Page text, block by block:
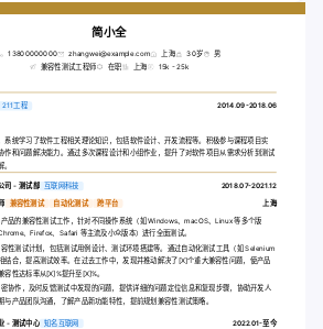
简小全
13800000000 zhangwei@example.com 上海 30岁 男
兼容性测试工程师 在职 上海 15k - 25k
211工程 2014.09-2018.06
系统学习了软件工程相关理论知识，包括软件设计、开发流程等。积极参与课程项目实
作和问题解决能力。通过多次课程设计和小组作业，提升了对软件项目从需求分析到测试
。
司 - 测试部 互联网科技 2018.07-2021.12
兼容性测试 自动化测试 跨平台 上海
品的兼容性测试工作，针对不同操作系统（如 Windows、macOS、Linux 等多个版
、Firefox、Safari 等主流及小众版本）进行全面测试。
性测试计划，包括测试用例设计、测试环境搭建等。通过自动化测试工具（如 Selenium
结合，提高测试效率。在过去工作中，发现并推动解决了[X]个重大兼容性问题，使产品
容性达标率从[X]%提升至[X]%。
协作，及时反馈测试中发现的问题，提供详细的问题定位信息和复现步骤，协助开发人
与产品团队沟通，了解产品新功能特性，提前规划兼容性测试策略。
- 测试中心 知名互联网
2022.01-至今